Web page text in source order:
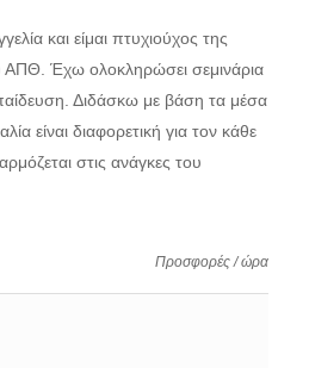
και είμαι πτυχιούχος της
ΑΠΘ. Έχω ολοκληρώσει σεμινάρια
Διδάσκω με βάση τα μέσα
είναι διαφορετική για τον κάθε
στις ανάγκες του
Προσφορές / ώρα